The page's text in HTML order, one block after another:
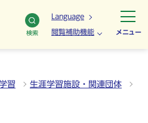
検索
Language
閲覧補助機能 メニュー
習 生涯学習施設・関連団体